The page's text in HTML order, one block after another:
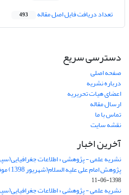
تعداد دریافت فایل اصل مقاله 493
دسترسی سریع
صفحه اصلی
درباره نشریه
اعضای هیات تحریریه
ارسال مقاله
تماس با ما
نقشه سایت
آخرین اخبار
نشریه علمی - پژوهشی « اطلاعات
پژوهش امام علی علیه السلام(شهریور 1398) موفق به کسب رتبه اول گردید.
1398-06-11